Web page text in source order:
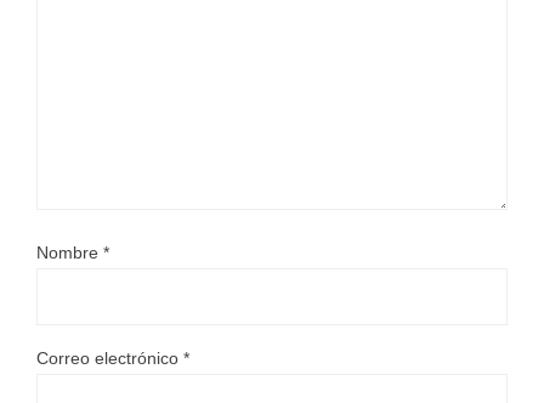
Nombre *
Correo electrónico *